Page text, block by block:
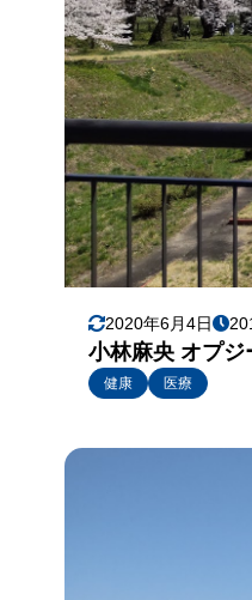
2020年6月4日
小林麻央 オプジ
健康
医療